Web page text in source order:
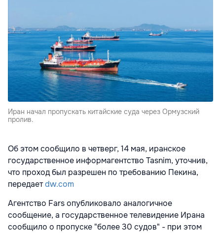
Иран начал пропускать китайские суда через Ормузский
пролив.
Об этом сообщило в четверг, 14 мая, иранское
государственное информагентство Tasnim, уточнив,
что проход был разрешен по требованию Пекина,
передаетdw.com
Агентство Fars опубликовало аналогичное
сообщение, а государственное телевидение Ирана
сообщило о пропуске "более 30 судов" - при этом